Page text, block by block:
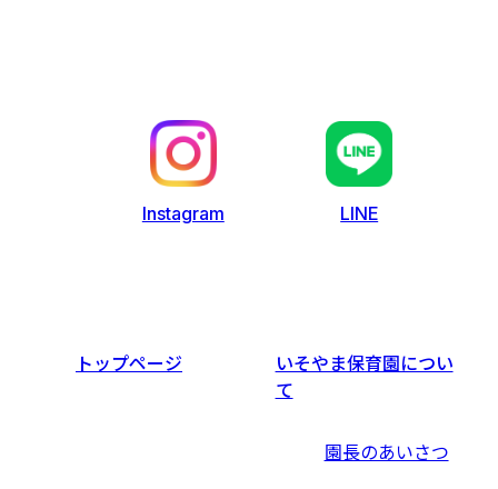
Instagram LINE
トップページ
いそやま保育園につい
て
園長のあいさつ